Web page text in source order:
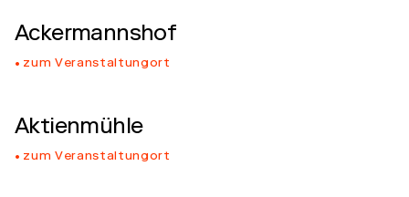
Ackermannshof
zum Veranstaltungort
Aktienmühle
zum Veranstaltungort